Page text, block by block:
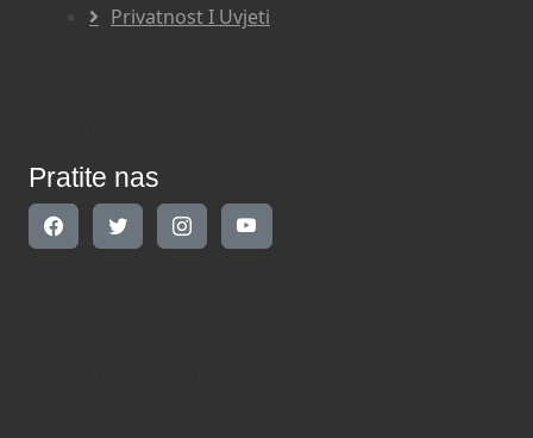
Privatnost I Uvjeti
Pratite nas